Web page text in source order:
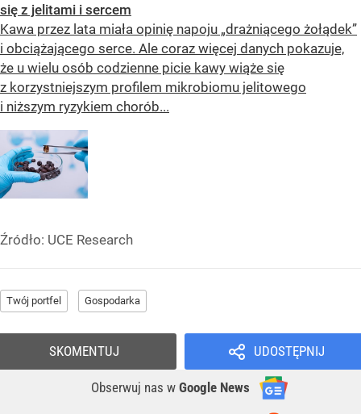
się z jelitami i sercem
Kawa przez lata miała opinię napoju „drażniącego żołądek”
i obciążającego serce. Ale coraz więcej danych pokazuje,
że u wielu osób codzienne picie kawy wiąże się
z korzystniejszym profilem mikrobiomu jelitowego
i niższym ryzykiem chorób...
Źródło: UCE Research
Twój portfel Gospodarka
UDOSTĘPNIJ
Obserwuj nas w Google News
SKOMENTUJ